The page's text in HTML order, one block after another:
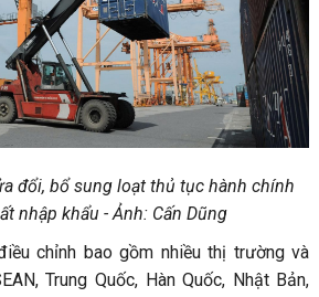
đổi, bổ sung loạt thủ tục hành chính
nhập khẩu - Ảnh: Cấn Dũng
chỉnh bao gồm nhiều thị trường và
Trung Quốc, Hàn Quốc, Nhật Bản,